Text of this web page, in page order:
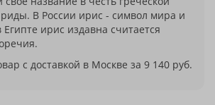
В России ирис - символ мира и
Египте ирис издавна считается
с доставкой в Москве за 9 140 руб.